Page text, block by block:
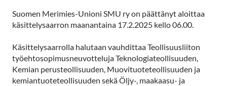
Suomen Merimies-Unioni SMU ry on päättänyt aloittaa
käsittelysaarron maanantaina 17.2.2025 kello 06.00.
Käsittelysaarrolla halutaan vauhdittaa Teollisuusliiton
työehtosopimusneuvotteluja Teknologiateollisuuden,
Kemian perusteollisuuden, Muovituoteteollisuuden ja
kemiantuoteteollisuuden sekä Öljy-, maakaasu- ja